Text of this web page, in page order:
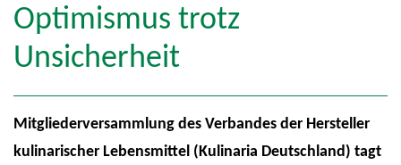
Optimismus trotz
Unsicherheit
Mitgliederversammlung des Verbandes der Hersteller
kulinarischer Lebensmittel (Kulinaria Deutschland) tagt